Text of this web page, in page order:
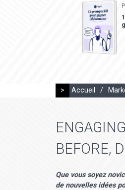
> Accueil /
BEFORE,
Que vous soyez
de nouvelles idées